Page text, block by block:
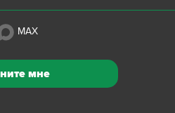
MAX
мне